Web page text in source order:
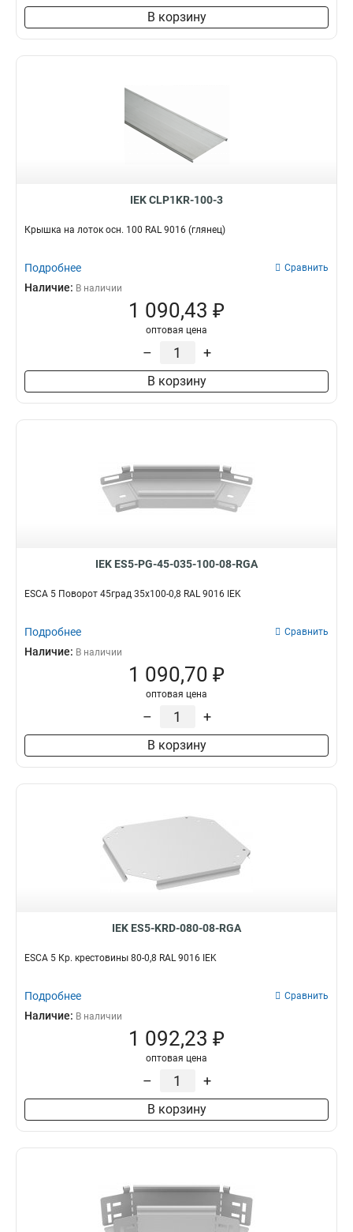
В корзину
IEK CLP1KR-100-3
Крышка на лоток осн. 100 RAL 9016 (глянец)
Подробнее Сравнить
Наличие: В наличии
1 090,43 ₽
оптовая цена
– +
В корзину
IEK ES5-PG-45-035-100-08-RGA
ESCA 5 Поворот 45град 35х100-0,8 RAL 9016 IEK
Подробнее Сравнить
Наличие: В наличии
1 090,70 ₽
оптовая цена
– +
В корзину
IEK ES5-KRD-080-08-RGA
ESCA 5 Кр. крестовины 80-0,8 RAL 9016 IEK
Подробнее Сравнить
Наличие: В наличии
1 092,23 ₽
оптовая цена
– +
В корзину